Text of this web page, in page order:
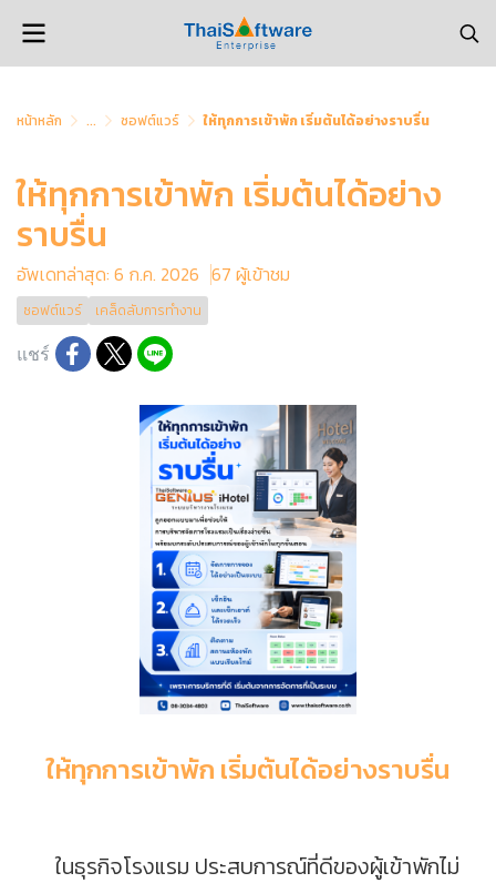
หน้าหลัก ... ซอฟต์แวร์ ให้ทุกการเข้าพัก เริ่มต้นได้อย่างราบรื่น
ให้ทุกการเข้าพัก เริ่มต้นได้อย่าง
ราบรื่น
อัพเดทล่าสุด: 6 ก.ค. 2026 67 ผู้เข้าชม
ซอฟต์แวร์ เคล็ดลับการทำงาน
แชร์
ให้ทุกการเข้าพัก เริ่มต้นได้อย่างราบรื่น
ในธุรกิจโรงแรม ประสบการณ์ที่ดีของผู้เข้าพักไม่